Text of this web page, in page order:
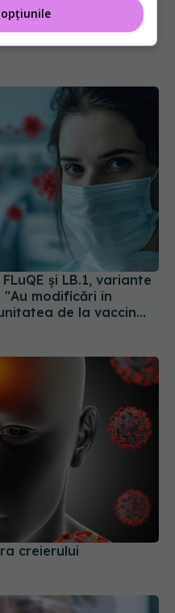
creșteri ale
vaccinarea și
și LB.1, variante
"Au modificări în
de la vaccin
creierului